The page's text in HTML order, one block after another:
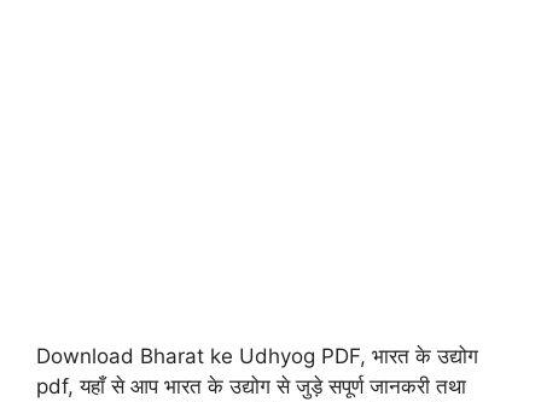
Download Bharat ke Udhyog PDF, भारत के उद्योग
pdf, यहाँ से आप भारत के उद्योग से जुड़े सपूर्ण जानकरी तथा